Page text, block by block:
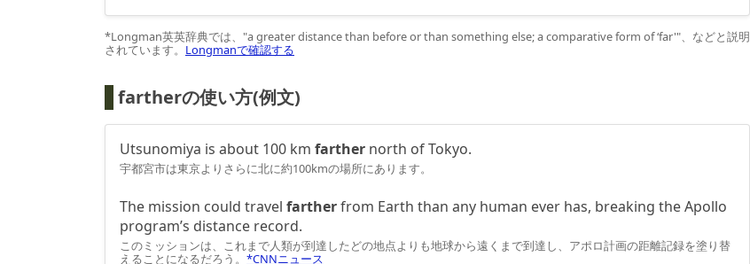
*Longman英英辞典では、"a greater distance than before or than something else; a comparative form of ‘far'"、などと説明
されています。 Longmanで確認する
fartherの使い方(例文)
Utsunomiya is about 100 km farther north of Tokyo.
宇都宮市は東京よりさらに北に約100kmの場所にあります。
The mission could travel fartherfrom Earth than any human ever has, breaking the Apollo
program’s distance record.
このミッションは、これまで人類が到達したどの地点よりも地球から遠くまで到達し、アポロ計画の距離記録を塗り替
えることになるだろう。 *CNNニュース